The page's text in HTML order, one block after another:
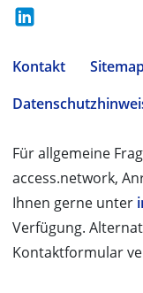
Kontakt
Für allgemeine
access.network,
Ihnen gerne unter
Verfügung.
Kontaktformular